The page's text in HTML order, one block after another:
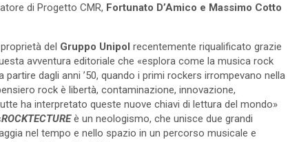
di Progetto CMR, Fortunato D’Amico e Massimo Cotto
del Gruppo Unipol recentemente riqualificato grazie
avventura editoriale che «esplora come la musica rock
dagli anni ’50, quando i primi rockers irrompevano nella
rock è libertà, contaminazione, innovazione,
ha interpretato queste nuove chiavi di lettura del mondo»
ROCKTECTUREè un neologismo, che unisce due grandi
nel tempo e nello spazio in un percorso musicale e